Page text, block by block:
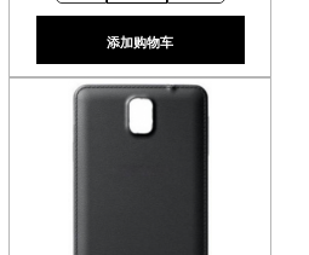
添加购物车